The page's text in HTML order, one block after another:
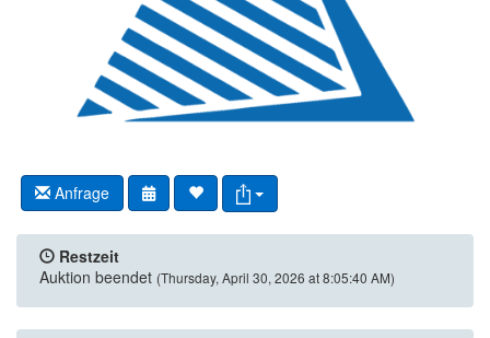
Anfrage
Restzeit
Auktion beendet (Thursday, April 30, 2026 at 8:05:40 AM)